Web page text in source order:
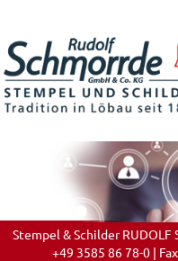
Stempel & Schilder RUDOLF
+49 3585 86 78-0 |